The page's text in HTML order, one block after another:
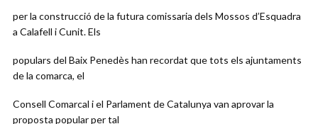
per la construcció de la futura comissaria dels Mossos d’Esquadra
a Calafell i Cunit. Els
populars del Baix Penedès han recordat que tots els ajuntaments
de la comarca, el
Consell Comarcal i el Parlament de Catalunya van aprovar la
proposta popular per tal